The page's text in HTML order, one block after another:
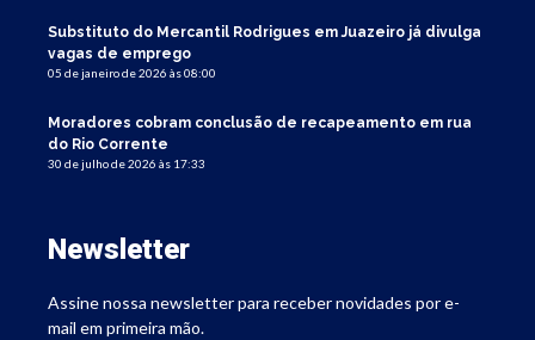
Substituto do Mercantil Rodrigues em Juazeiro já divulga
vagas de emprego
05 de janeiro de 2026 às 08:00
Moradores cobram conclusão de recapeamento em rua
do Rio Corrente
30 de julho de 2026 às 17:33
Newsletter
Assine nossa newsletter para receber novidades por e-
mail em primeira mão.